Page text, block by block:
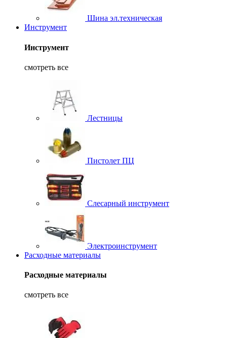
Шина эл.техническая
Инструмент
Инструмент
смотреть все
Лестницы
Пистолет ПЦ
Слесарный инструмент
Электроинструмент
Расходные материалы
Расходные материалы
смотреть все